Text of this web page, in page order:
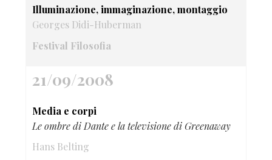
Illuminazione, immaginazione, montaggio
Georges Didi-Huberman
Festival Filosofia
21/09/2008
Media e corpi
Le ombre di Dante e la televisione di Greenaway
Hans Belting